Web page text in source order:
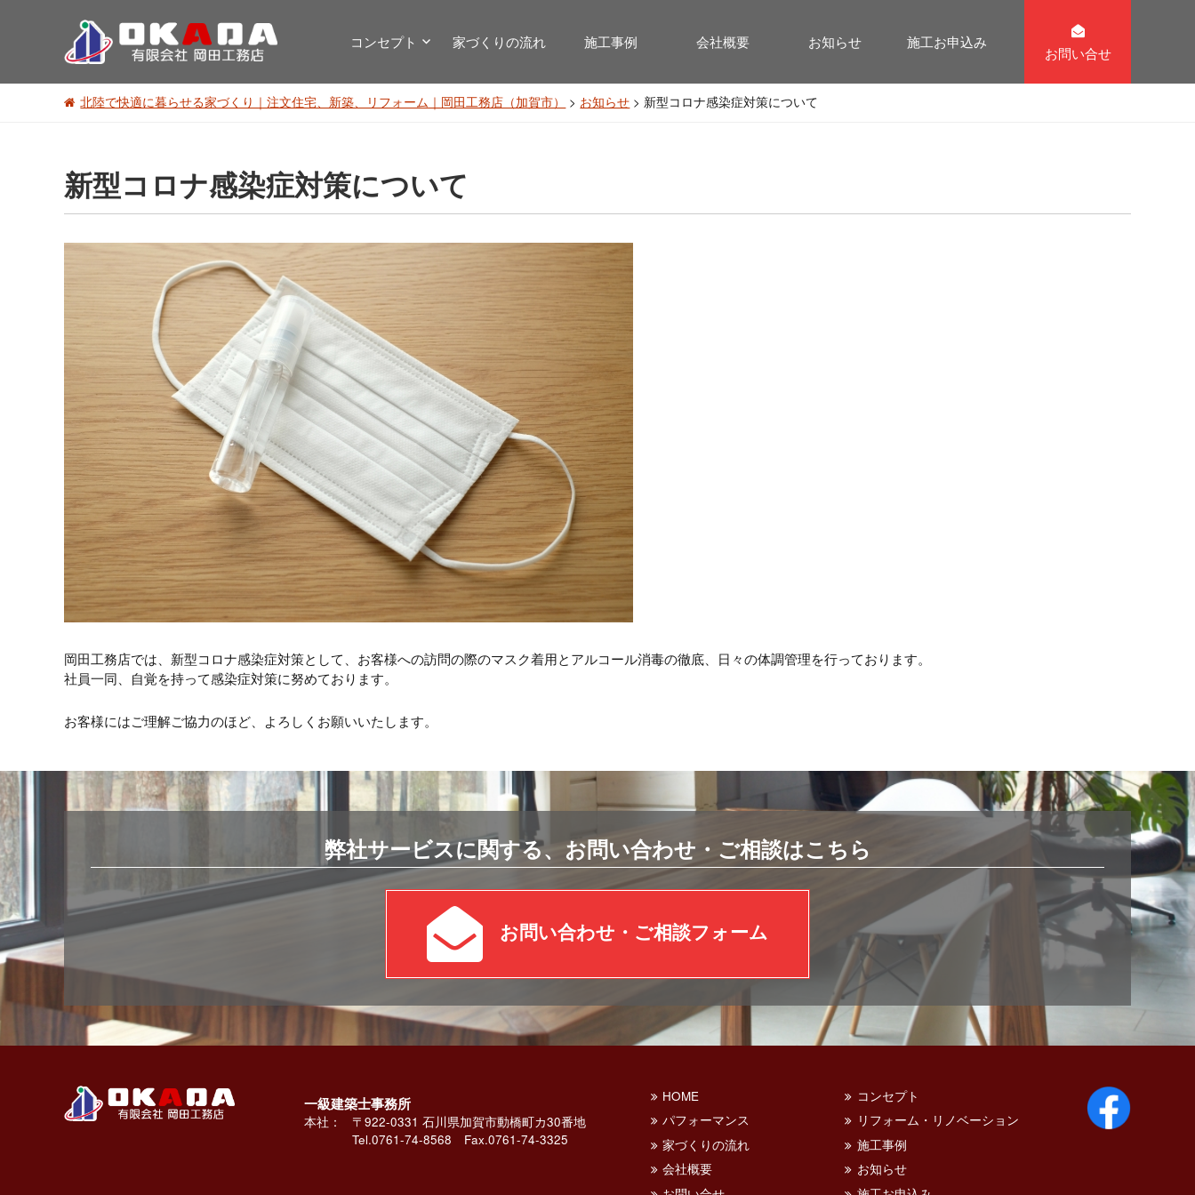
コンセプト 家づくりの流れ 施工事例 会社概要 お知らせ 施工お申込み
お問い合せ
北陸で快適に暮らせる家づくり｜注文住宅、新築、リフォーム｜岡田工務店（加賀市） > お知らせ > 新型コロナ感染症対策について
新型コロナ感染症対策について
岡田工務店では、新型コロナ感染症対策として、お客様への訪問の際のマスク着用とアルコール消毒の徹底、日々の体調管理を行っております。
社員一同、自覚を持って感染症対策に努めております。
お客様にはご理解ご協力のほど、よろしくお願いいたします。
弊社サービスに関する、お問い合わせ・ご相談はこちら
お問い合わせ・ご相談フォーム
一級建築士事務所
本社：
〒922-0331 石川県加賀市動橋町カ30番地
Tel.0761-74-8568 Fax.0761-74-3325
HOME
コンセプト
パフォーマンス
リフォーム・リノベーション
家づくりの流れ
施工事例
会社概要
お知らせ